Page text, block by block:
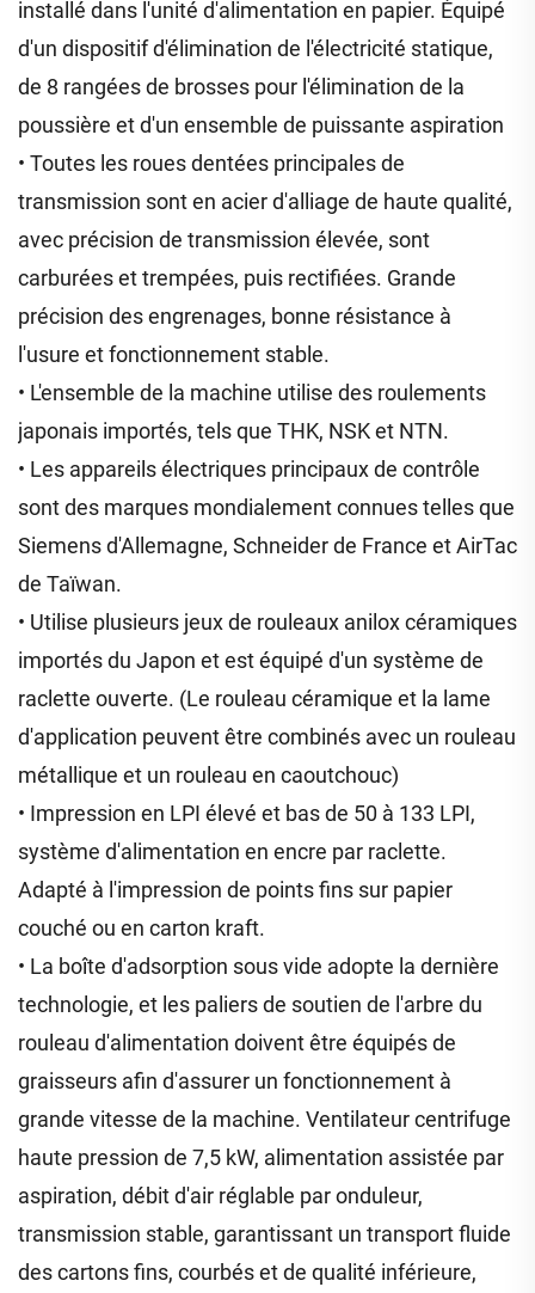
installé dans l'unité d'alimentation en papier. Équipé
d'un dispositif d'élimination de l'électricité statique,
de 8 rangées de brosses pour l'élimination de la
poussière et d'un ensemble de puissante aspiration
• Toutes les roues dentées principales de
transmission sont en acier d'alliage de haute qualité,
avec précision de transmission élevée, sont
carburées et trempées, puis rectifiées. Grande
précision des engrenages, bonne résistance à
l'usure et fonctionnement stable.
• L'ensemble de la machine utilise des roulements
japonais importés, tels que THK, NSK et NTN.
• Les appareils électriques principaux de contrôle
sont des marques mondialement connues telles que
Siemens d'Allemagne, Schneider de France et AirTac
de Taïwan.
• Utilise plusieurs jeux de rouleaux anilox céramiques
importés du Japon et est équipé d'un système de
raclette ouverte. (Le rouleau céramique et la lame
d'application peuvent être combinés avec un rouleau
métallique et un rouleau en caoutchouc)
• Impression en LPI élevé et bas de 50 à 133 LPI,
système d'alimentation en encre par raclette.
Adapté à l'impression de points fins sur papier
couché ou en carton kraft.
• La boîte d'adsorption sous vide adopte la dernière
technologie, et les paliers de soutien de l'arbre du
rouleau d'alimentation doivent être équipés de
graisseurs afin d'assurer un fonctionnement à
grande vitesse de la machine. Ventilateur centrifuge
haute pression de 7,5 kW, alimentation assistée par
aspiration, débit d'air réglable par onduleur,
transmission stable, garantissant un transport fluide
des cartons fins, courbés et de qualité inférieure,